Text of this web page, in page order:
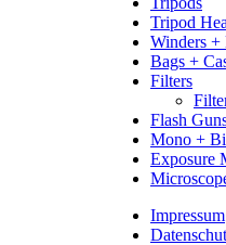
Tripod
Winders +
Bags +
Filters
Flash
Mono +
Exposure
Impressum